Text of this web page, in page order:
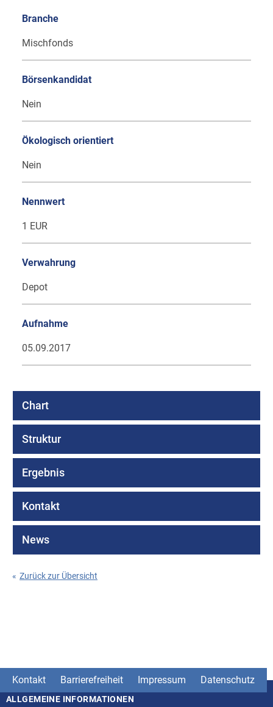
Branche
Mischfonds
Börsenkandidat
Nein
Ökologisch orientiert
Nein
Nennwert
1 EUR
Verwahrung
Depot
Aufnahme
05.09.2017
Chart
Struktur
Ergebnis
Kontakt
News
« Zurück zur Übersicht
Kontakt Barrierefreiheit Impressum Datenschutz
Seitenstruktur
ALLGEMEINE INFORMATIONEN